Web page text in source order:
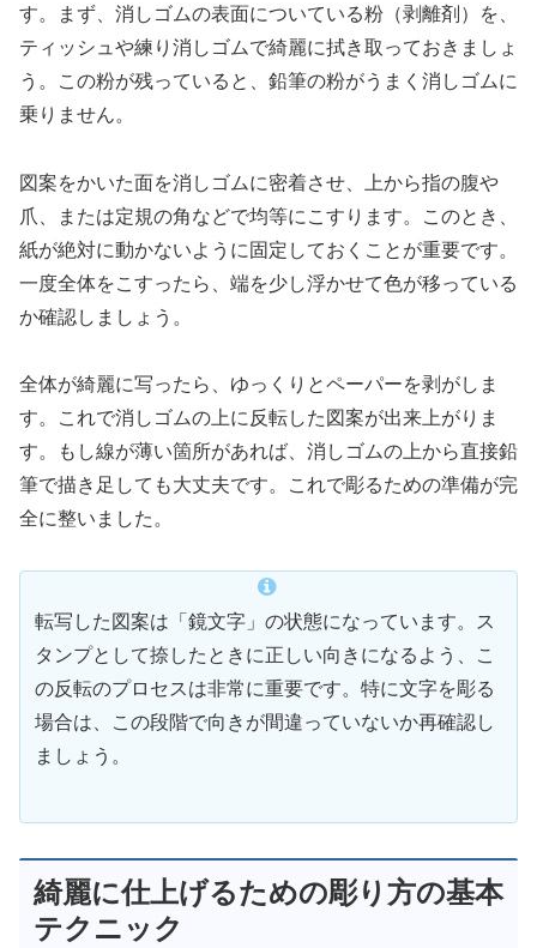
す。まず、消しゴムの表面についている粉（剥離剤）を、
ティッシュや練り消しゴムで綺麗に拭き取っておきましょ
う。この粉が残っていると、鉛筆の粉がうまく消しゴムに
乗りません。
図案をかいた面を消しゴムに密着させ、上から指の腹や
爪、または定規の角などで均等にこすります。このとき、
紙が絶対に動かないように固定しておくことが重要です。
一度全体をこすったら、端を少し浮かせて色が移っている
か確認しましょう。
全体が綺麗に写ったら、ゆっくりとペーパーを剥がしま
す。これで消しゴムの上に反転した図案が出来上がりま
す。もし線が薄い箇所があれば、消しゴムの上から直接鉛
筆で描き足しても大丈夫です。これで彫るための準備が完
全に整いました。
転写した図案は「鏡文字」の状態になっています。ス
タンプとして捺したときに正しい向きになるよう、こ
の反転のプロセスは非常に重要です。特に文字を彫る
場合は、この段階で向きが間違っていないか再確認し
ましょう。
綺麗に仕上げるための彫り方の基本
テクニック